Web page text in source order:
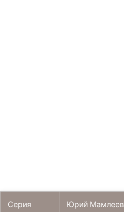
Серия Юрий Мамлеев